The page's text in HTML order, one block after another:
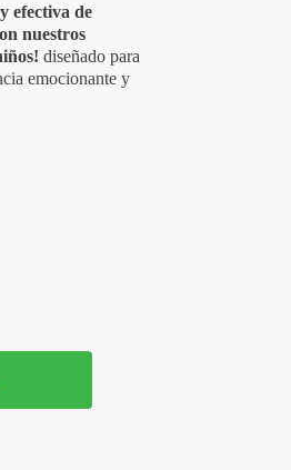
efectiva de
nuestros
diseñado para
emocionante y